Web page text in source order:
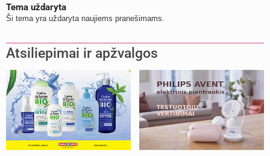
Tema uždaryta
Ši tema yra uždaryta naujiems pranešimams.
Atsiliepimai ir apžvalgos